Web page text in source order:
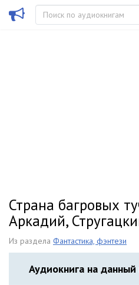
Страна багровых
Аркадий,
Из раздела Фантастика, фэнтези
Аудиокнига на